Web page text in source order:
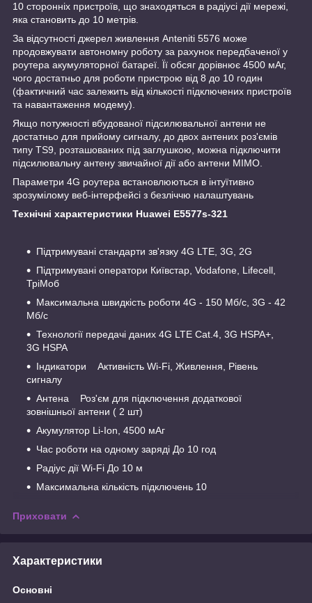
10 сторонніх пристроїв, що знаходяться в радіусі дії мережі,
яка становить до 10 метрів.
За відсутності джерел живлення Anteniti 5576 може
продовжувати автономну роботу за рахунок передбаченої у
роутера акумуляторної батареї. Її обсяг дорівнює 4500 мАг,
чого достатньо для роботи пристрою від 8 до 10 годин
(фактичний час залежить від кількості підключених пристроїв
та навантаження модему).
Якщо потужності вбудованої підсилювальної антени не
достатньо для прийому сигналу, до двох антених роз'ємів
типу TS9, розташованих під заглушкою, можна підключити
підсилювальну антену звичайної дії або антени MIMO.
Параметри 4G роутера встановлюються в інтуїтивно
зрозумілому веб-інтерфейсі з безліччю налаштувань
Технічні характеристики Huawei E5577s-321
Підтримувані стандарти зв'язку 4G LTE, 3G, 2G
Підтримувані оператори Київстар, Vodafone, Lifecell,
ТріМоб
Максимальна швидкість роботи 4G - 150 Мб/с, 3G - 42
Мб/с
Технології передачі даних 4G LTE Cat.4, 3G HSPA+,
3G HSPA
Індикатори Активність Wi-Fi, Живлення, Рівень
сигналу
Антена Роз'єм для підключення додаткової
зовнішньої антени ( 2 шт)
Акумулятор Li-Ion, 4500 мАг
Час роботи на одному заряді До 10 год
Радіус дії Wi-Fi До 10 м
Максимальна кількість підключень 10
Приховати
Характеристики
Основні